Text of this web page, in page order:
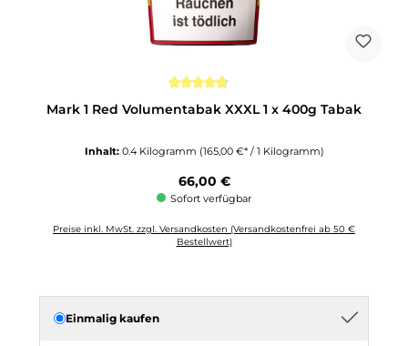
Mark 1 Red Volumentabak XXXL 1 x 400g Tabak
Inhalt: 0.4 Kilogramm (165,00 €* / 1 Kilogramm)
Regulärer Preis:
66,00 €
Sofort verfügbar
Preise inkl. MwSt. zzgl. Versandkosten (Versandkostenfrei ab 50 €
Bestellwert)
Einmalig kaufen